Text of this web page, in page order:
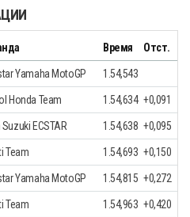
Время Отст.
Yamaha MotoGP 1.54,543
Honda Team 1.54,634 +0,091
ECSTAR 1.54,638 +0,095
Team 1.54,693 +0,150
Yamaha MotoGP 1.54,815 +0,272
Team 1.54,963 +0,420